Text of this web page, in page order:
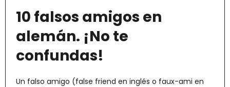
10 falsos amigos en
alemán. ¡No te
confundas!
Un falso amigo (false friend en inglés o faux-ami en